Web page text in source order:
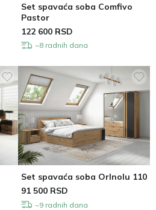
Set spavaća soba Comfivo
Pastor
122 600 RSD
~8 radnih dana
Set spavaća soba Orlnolu 110
91 500 RSD
~9 radnih dana